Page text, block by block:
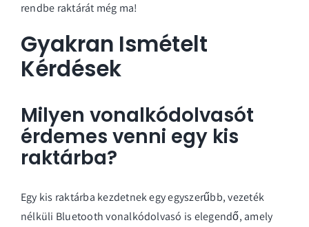
rendbe raktárát még ma!
Gyakran Ismételt
Kérdések
Milyen vonalkódolvasót
érdemes venni egy kis
raktárba?
Egy kis raktárba kezdetnek egy egyszerűbb, vezeték
nélküli Bluetooth vonalkódolvasó is elegendő, amely